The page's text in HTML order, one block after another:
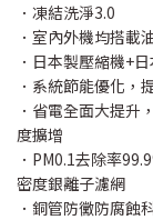
．凍結洗淨3.0
．室內外機均搭載
．日本製壓縮機+
．系統節能優化，
．省電全面大提升
度擴增
．PM0.1去除率
密度銀離子濾網
．銅管防黴防腐蝕